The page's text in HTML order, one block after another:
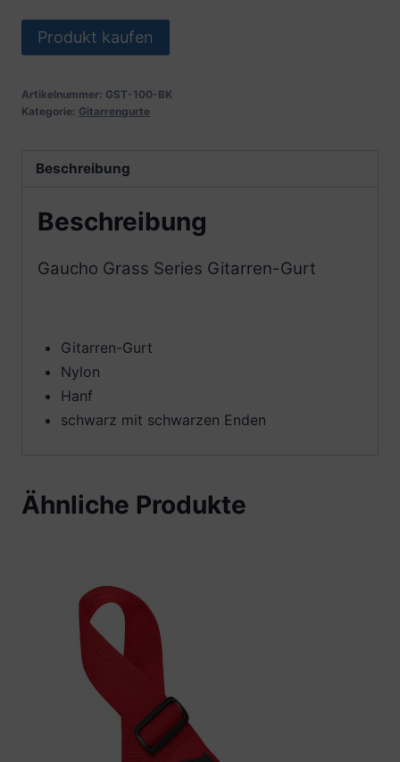
Produkt kaufen
Artikelnummer: GST-100-BK
Kategorie: Gitarrengurte
Beschreibung
Beschreibung
Gaucho Grass Series Gitarren-Gurt
Gitarren-Gurt
Nylon
Hanf
schwarz mit schwarzen Enden
Ähnliche Produkte